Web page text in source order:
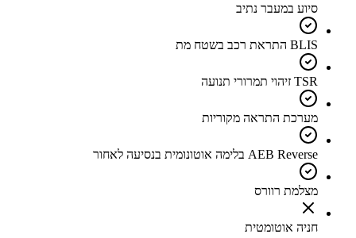
סיוע במעבר נתיב
BLIS התראת רכב בשטח מת
TSR זיהוי תמרורי תנועה
מערכת התראה מקוריות
AEB Reverse בלימה אוטונומית בנסיעה לאחור
מצלמת רוורס
חניה אוטומטית